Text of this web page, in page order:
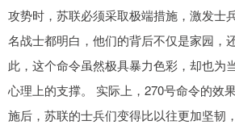
攻势时，苏联必须采取极端措施，激发士
名战士都明白，他们的背后不仅是家园，
此，这个命令虽然极具暴力色彩，却也为
心理上的支撑。 实际上，270号命令的效
施后，苏联的士兵们变得比以往更加坚韧